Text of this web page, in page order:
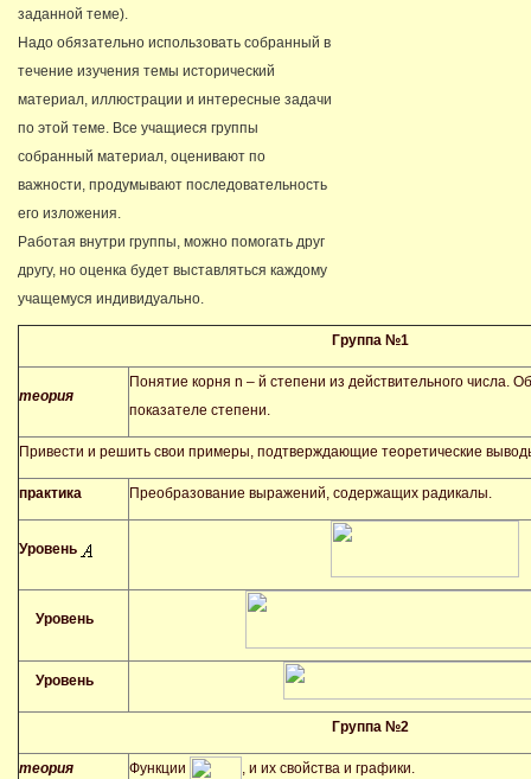
заданной теме).
Надо обязательно использовать собранный в
течение изучения темы исторический
материал, иллюстрации и интересные задачи
по этой теме. Все учащиеся группы
собранный материал, оценивают по
важности, продумывают последовательность
его изложения.
Работая внутри группы, можно помогать друг
другу, но оценка будет выставляться каждому
учащемуся индивидуально.
Группа №1
теория
Понятие корня n – й степени из действительного числа.
показателе степени.
Привести и решить свои примеры, подтверждающие теоретические
практика Преобразование выражений, содержащих радикалы.
Уровень
Уровень
Уровень
Группа №2
теория Функции , и их свойства и графики.